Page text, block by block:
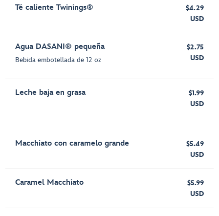
Té caliente Twinings®
$4.29
USD
Agua DASANI® pequeña
Bebida embotellada de 12 oz
$2.75
USD
Leche baja en grasa
$1.99
USD
Macchiato con caramelo grande
$5.49
USD
Caramel Macchiato
$5.99
USD